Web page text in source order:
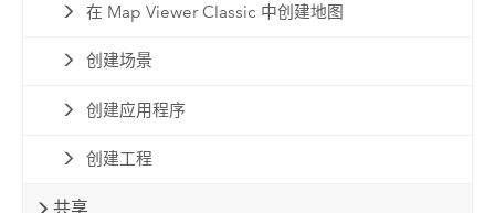
在 Map Viewer Classic 中创建地图
创建场景
创建应用程序
创建工程
共享